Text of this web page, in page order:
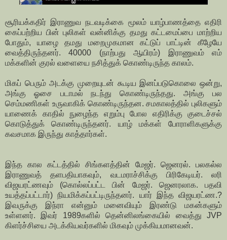
சூரியக்கதிர் இராணுவ நடவடிக்கை மூலம் யாழ்பாணத்தை எதிரி
கைப்பற்றிய பின் புலிகள் வன்னிக்கு தமது கட்டமைப்பை மாற்றிய
போதும், யாழை தமது மறைமுகமான கட்டுப் பாட்டின் கீழேயே
வைத்திருந்தனர். 40000 (நாற்பது ஆயிரம்) இராணுவம் எம்
மக்களின் குரல் வளையை நசித்துக் கொண்டிருந்த காலம்.
மிகப் பெரும் அடக்கு முறையுடன் கூடிய இனப்படுகொலை ஒன்று,
அங்கு ஓசை படாமல் நடந்து கொண்டிருந்தது. அங்கு பல
செம்மணிகள் உருவாகிக் கொண்டிருந்தன. சமகாலத்தில் புலிகளும்
யாணைக் காதில் நுழைந்த எறும்பு போல எதிரிக்கு குடைச்சல்
கொடுத்துக் கொண்டிருந்தனர். யாழ் மக்கள் போராளிகளுக்கு
கவசமாக இருந்து காத்தார்கள்.
இந்த கால கட்டத்தில் சிங்களத்தின் மேஜர். ஜெனரல். பலகல்ல
இராணுவத் தளபதியாகவும், வடமராச்சிக்கு பிரிகேடியர். லரி
விஜயரட்ணவும் (கொல்லப்பட்ட பின் மேஜர். ஜெனரலாக. பதவி
உயத்தப்பட்டார்) நியமிக்கப்பட்டிருந்தனர். யார் இந்த விஜயரட்ண.?
இவருக்கு இந்ரா என்னும் மனைவியும் இரண்டு மகன்களும்
உள்ளனர். இவர் 1989களில் தென்னிலங்கையில் வைத்து JVP
கிளர்ச்சியை அடக்கியவர்களில் மிகவும் முக்கியமானவன்.